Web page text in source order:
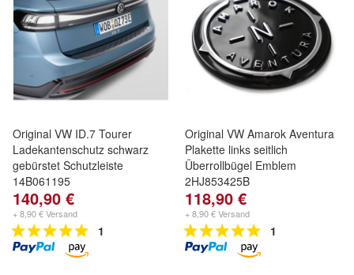
Original VW ID.7 Tourer
Ladekantenschutz schwarz
gebürstet Schutzleiste
14B061195
140,90 €
+ 8,90 € Versand
1
Original VW Amarok Aventura
Plakette links seitlich
Überrollbügel Emblem
2HJ853425B
118,90 €
+ 8,90 € Versand
1